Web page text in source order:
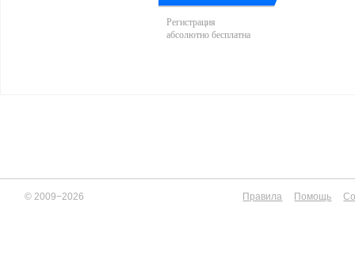
Регистрация
абсолютно бесплатна
© 2009−2026 Правила Помощь